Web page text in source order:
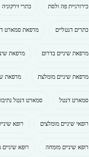
כירורגיית פה ולסת כתרי זירקוניה
כתרים דנטליים מרפאת סמארט
מרפאת שיניים בדרום מרפאת
מרפאת שיניים מומלצת מרפאת
סמארט דנטל סמארט דנטל
רופאי שיניים מומלצים רופא
רופא שיניים מומחה רופא